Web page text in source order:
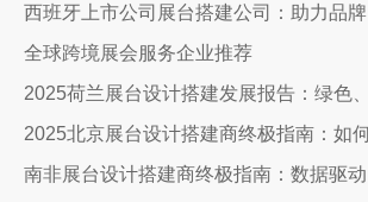
全球跨境展会服务企业推荐